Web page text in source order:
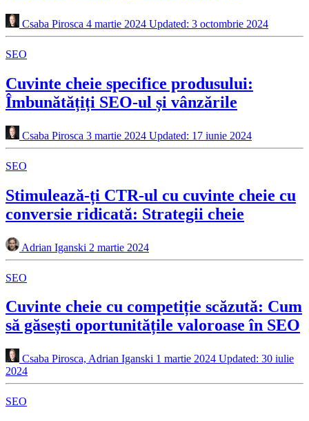
Csaba Pirosca 4 martie 2024 Updated: 3 octombrie 2024
SEO
Cuvinte cheie specifice produsului:
Îmbunătățiți SEO-ul și vânzările
Csaba Pirosca 3 martie 2024 Updated: 17 iunie 2024
SEO
Stimulează-ți CTR-ul cu cuvinte cheie cu
conversie ridicată: Strategii cheie
Adrian Iganski 2 martie 2024
SEO
Cuvinte cheie cu competiție scăzută: Cum
să găsești oportunitățile valoroase în SEO
Csaba Pirosca, Adrian Iganski 1 martie 2024 Updated: 30 iulie
2024
SEO